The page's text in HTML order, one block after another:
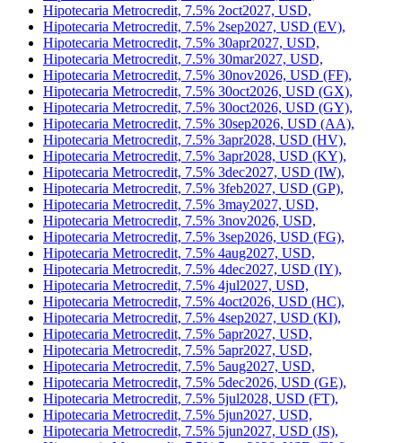
Hipotecaria Metrocredit, 7.5% 29sep2026, USD (FD),
Hipotecaria Metrocredit, 7.5% 2feb2028, USD (ER),
Hipotecaria Metrocredit, 7.5% 2jul2027, USD (EC),
Hipotecaria Metrocredit, 7.5% 2nov2027, USD,
Hipotecaria Metrocredit, 7.5% 2oct2027, USD,
Hipotecaria Metrocredit, 7.5% 2sep2027, USD (EV),
Hipotecaria Metrocredit, 7.5% 30apr2027, USD,
Hipotecaria Metrocredit, 7.5% 30mar2027, USD,
Hipotecaria Metrocredit, 7.5% 30nov2026, USD (FF),
Hipotecaria Metrocredit, 7.5% 30oct2026, USD (GX),
Hipotecaria Metrocredit, 7.5% 30oct2026, USD (GY),
Hipotecaria Metrocredit, 7.5% 30sep2026, USD (AA),
Hipotecaria Metrocredit, 7.5% 3apr2028, USD (HV),
Hipotecaria Metrocredit, 7.5% 3apr2028, USD (KY),
Hipotecaria Metrocredit, 7.5% 3dec2027, USD (IW),
Hipotecaria Metrocredit, 7.5% 3feb2027, USD (GP),
Hipotecaria Metrocredit, 7.5% 3may2027, USD,
Hipotecaria Metrocredit, 7.5% 3nov2026, USD,
Hipotecaria Metrocredit, 7.5% 3sep2026, USD (FG),
Hipotecaria Metrocredit, 7.5% 4aug2027, USD,
Hipotecaria Metrocredit, 7.5% 4dec2027, USD (IY),
Hipotecaria Metrocredit, 7.5% 4jul2027, USD,
Hipotecaria Metrocredit, 7.5% 4oct2026, USD (HC),
Hipotecaria Metrocredit, 7.5% 4sep2027, USD (KI),
Hipotecaria Metrocredit, 7.5% 5apr2027, USD,
Hipotecaria Metrocredit, 7.5% 5apr2027, USD,
Hipotecaria Metrocredit, 7.5% 5aug2027, USD,